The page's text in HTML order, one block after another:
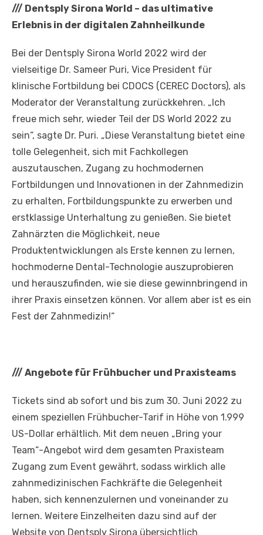
/// Dentsply Sirona World – das ultimative
Erlebnis in der digitalen Zahnheilkunde
Bei der Dentsply Sirona World 2022 wird der
vielseitige Dr. Sameer Puri, Vice President für
klinische Fortbildung bei CDOCS (CEREC Doctors), als
Moderator der Veranstaltung zurückkehren. „Ich
freue mich sehr, wieder Teil der DS World 2022 zu
sein“, sagte Dr. Puri. „Diese Veranstaltung bietet eine
tolle Gelegenheit, sich mit Fachkollegen
auszutauschen, Zugang zu hochmodernen
Fortbildungen und Innovationen in der Zahnmedizin
zu erhalten, Fortbildungspunkte zu erwerben und
erstklassige Unterhaltung zu genießen. Sie bietet
Zahnärzten die Möglichkeit, neue
Produktentwicklungen als Erste kennen zu lernen,
hochmoderne Dental-Technologie auszuprobieren
und herauszufinden, wie sie diese gewinnbringend in
ihrer Praxis einsetzen können. Vor allem aber ist es ein
Fest der Zahnmedizin!“
/// Angebote für Frühbucher und Praxisteams
Tickets sind ab sofort und bis zum 30. Juni 2022 zu
einem speziellen Frühbucher-Tarif in Höhe von 1.999
US-Dollar erhältlich. Mit dem neuen „Bring your
Team“-Angebot wird dem gesamten Praxisteam
Zugang zum Event gewährt, sodass wirklich alle
zahnmedizinischen Fachkräfte die Gelegenheit
haben, sich kennenzulernen und voneinander zu
lernen. Weitere Einzelheiten dazu sind auf der
Website von Dentsply Sirona übersichtlich